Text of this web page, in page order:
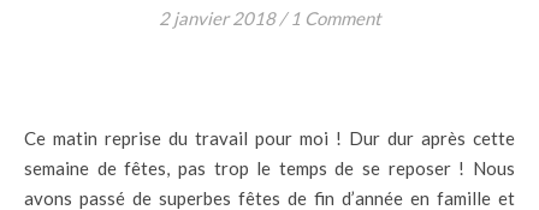
2 janvier 2018 / 1 Comment
Ce matin reprise du travail pour moi ! Dur dur après cette
semaine de fêtes, pas trop le temps de se reposer ! Nous
avons passé de superbes fêtes de fin d’année en famille et